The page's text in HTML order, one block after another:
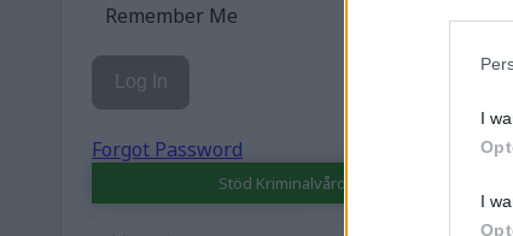
I
I
Remember Me
Forgot Password
Stöd Kriminalvårdsmagasinets